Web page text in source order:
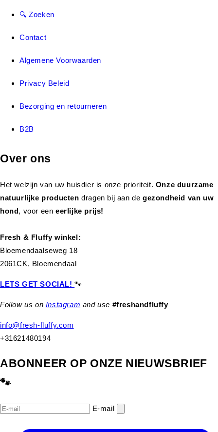
🔍 Zoeken
Contact
Algemene Voorwaarden
Privacy Beleid
Bezorging en retourneren
B2B
Over ons
Het welzijn van uw huisdier is onze prioriteit. Onze duurzame
natuurlijke productendragen bij aan de gezondheid van uw
hond, voor eeneerlijke prijs!
Fresh & Fluffy winkel:
Bloemendaalseweg 18
2061CK, Bloemendaal
LETS GET SOCIAL!🐾
Follow us on Instagram and use #freshandfluffy
info@fresh-fluffy.com
+31621480194
ABONNEER OP ONZE NIEUWSBRIEF
🐾
E‑mail